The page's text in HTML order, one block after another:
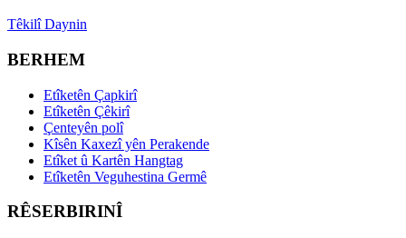
Têkilî Daynin
BERHEM
Etîketên Çapkirî
Etîketên Çêkirî
Çenteyên polî
Kîsên Kaxezî yên Perakende
Etîket û Kartên Hangtag
Etîketên Veguhestina Germê
RÊSERBIRINÎ